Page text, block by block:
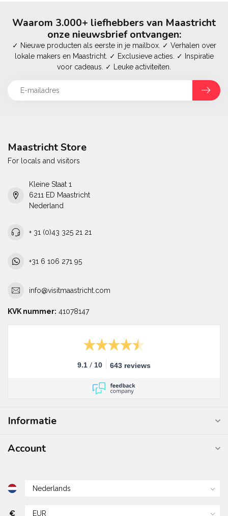
Waarom 3.000+ liefhebbers van Maastricht
onze nieuwsbrief ontvangen:
✓ Nieuwe producten als eerste in je mailbox. ✓ Verhalen over
lokale makers en Maastricht. ✓ Exclusieve acties. ✓ Inspiratie
voor cadeaus. ✓ Leuke activiteiten.
Maastricht Store
For locals and visitors
Kleine Staat 1
6211 ED Maastricht
Nederland
+ 31 (0)43 325 21 21
+31 6 106 271 95
info@visitmaastricht.com
KVK nummer: 41078147
9.1 / 10 643 reviews
Informatie
Account
€